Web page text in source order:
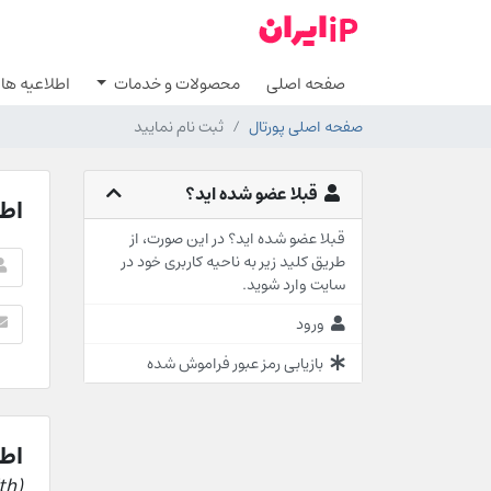
صفحه اصلی محصولات و خدمات اطلاعیه ها
صفحه اصلی پورتال ثبت نام نمایید
قبلا عضو شده اید؟
قبلا عضو شده اید؟ در این صورت، از
طریق کلید زیر به ناحیه کاربری خود در
سایت وارد شوید.
ورود
بازیابی رمز عبور فراموش شده